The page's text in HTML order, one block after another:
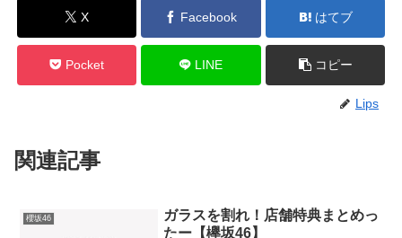
X Facebook はてブ
Pocket LINE コピー
Lips
関連記事
櫻坂46
ガラスを割れ！店舗特典まとめっ
たー【欅坂46】